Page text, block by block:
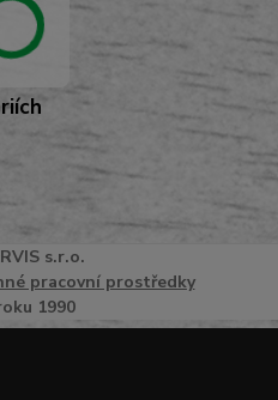
Ss.r.o.
pracovní prostředky
1990